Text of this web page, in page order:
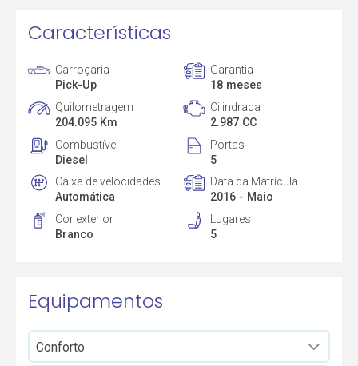
Características
Carroçaria
Pick-Up
Garantia
18 meses
Quilometragem
204.095 Km
Cilindrada
2.987 CC
Combustível
Diesel
Portas
5
Caixa de velocidades
Automática
Data da Matrícula
2016 - Maio
Cor exterior
Branco
Lugares
5
Equipamentos